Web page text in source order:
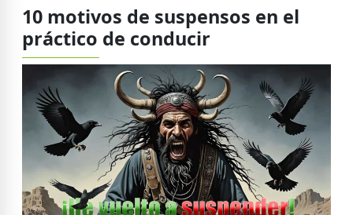
10 motivos de suspensos en el
práctico de conducir